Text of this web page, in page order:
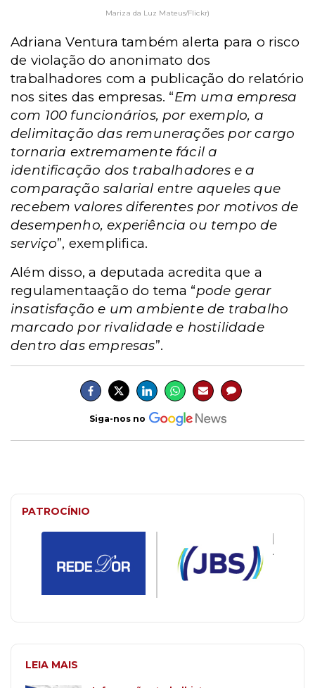
Mariza da Luz Mateus/Flickr)
Adriana Ventura também alerta para o risco
de violação do anonimato dos
trabalhadores com a publicação do relatório
nos sites das empresas. “Em uma empresa
com 100 funcionários, por exemplo, a
delimitação das remunerações por cargo
tornaria extremamente fácil a
identificação dos trabalhadores e a
comparação salarial entre aqueles que
recebem valores diferentes por motivos de
desempenho, experiência ou tempo de
serviço”, exemplifica.
Além disso, a deputada acredita que a
regulamentaação do tema “pode gerar
insatisfação e um ambiente de trabalho
marcado por rivalidade e hostilidade
dentro das empresas”.
Siga-nos no
PATROCÍNIO
LEIA MAIS